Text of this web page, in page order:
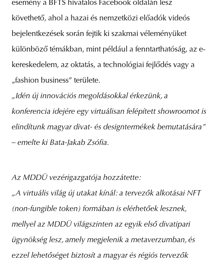
esemény a BFTS hivatalos Facebook oldalán lesz
követhető, ahol a hazai és nemzetközi előadók videós
bejelentkezések során fejtik ki szakmai véleményüket
különböző témákban, mint például a fenntarthatóság, az e-
kereskedelem, az oktatás, a technológiai fejlődés vagy a
„fashion business” területe.
„Idén új innovációs megoldásokkal érkezünk, a
konferencia idejére egy virtuálisan felépített showroomot is
elindítunk magyar divat- és designtermékek bemutatására”
– emelte ki Bata-Jakab Zsófia.
Az MDDÜ vezérigazgatója hozzátette:
„A virtuális világ új utakat kínál: a tervezők alkotásai NFT
(non-fungible token) formában is elérhetőek lesznek,
mellyel az MDDÜ világszinten az egyik első divatipari
ügynökség lesz, amely megjelenik a metaverzumban, és
ezzel lehetőséget biztosít a magyar és régiós tervezők